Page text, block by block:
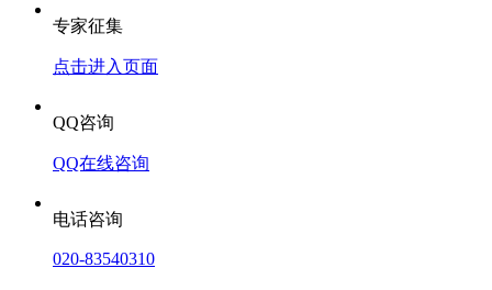
专家征集
点击进入页面
QQ咨询
QQ在线咨询
电话咨询
020-83540310